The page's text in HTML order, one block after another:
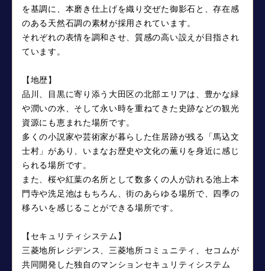
を基調に、本磨き仕上げを織り交ぜた御影石と、存在感
のある天然石調の素材が採用されています。
それぞれの表情を調和させ、質感の高い設えが目指され
ています。
【地歴】
品川、目黒に寄り添う大田区の北部エリアは、豊かな緑
や潤いの水、そして永い時を重ねてきた史跡などの観光
資源にも恵まれた場所です。
多くの小説家や芸術家が暮らした住居跡が残る「馬込文
士村」があり、いまなお歴史や文化の薫りを身近に感じ
られる場所です。
また、桜や紅葉の名所として数多くの人が訪れる池上本
門寺や洗足池はもちろん、街のあらゆる場所で、四季の
移ろいを感じることができる場所です。
【セキュリティシステム】
三菱地所レジデンス、三菱地所コミュニティ、セコムが
共同開発した独自のマンションセキュリティシステム